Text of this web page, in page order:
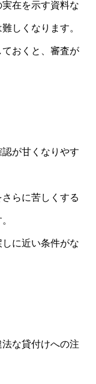
在を示す資料な
しくなります。
おくと、審査が
が甘くなりやす
らに苦しくする
に近い条件がな
な貸付けへの注